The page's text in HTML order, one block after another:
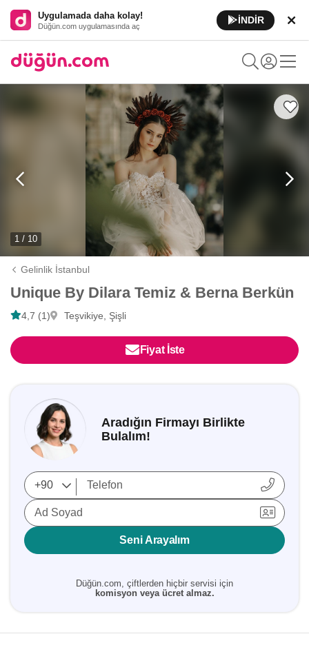
Uygulamada daha kolay!
Düğün.com uygulamasında aç
İNDİR
1 / 10
Gelinlik İstanbul
Unique By Dilara Temiz & Berna Berkün
4,7 (1) Teşvikiye, Şişli
Fiyat İste
Aradığın Firmayı Birlikte
Bulalım!
Ad Soyad
Seni Arayalım
Düğün.com, çiftlerden hiçbir servisi için
komisyon veya ücret almaz.